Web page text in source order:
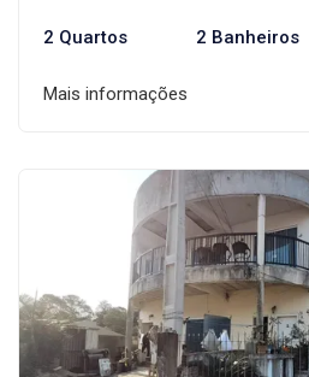
2 Quartos 2 Banheiros
Mais informações